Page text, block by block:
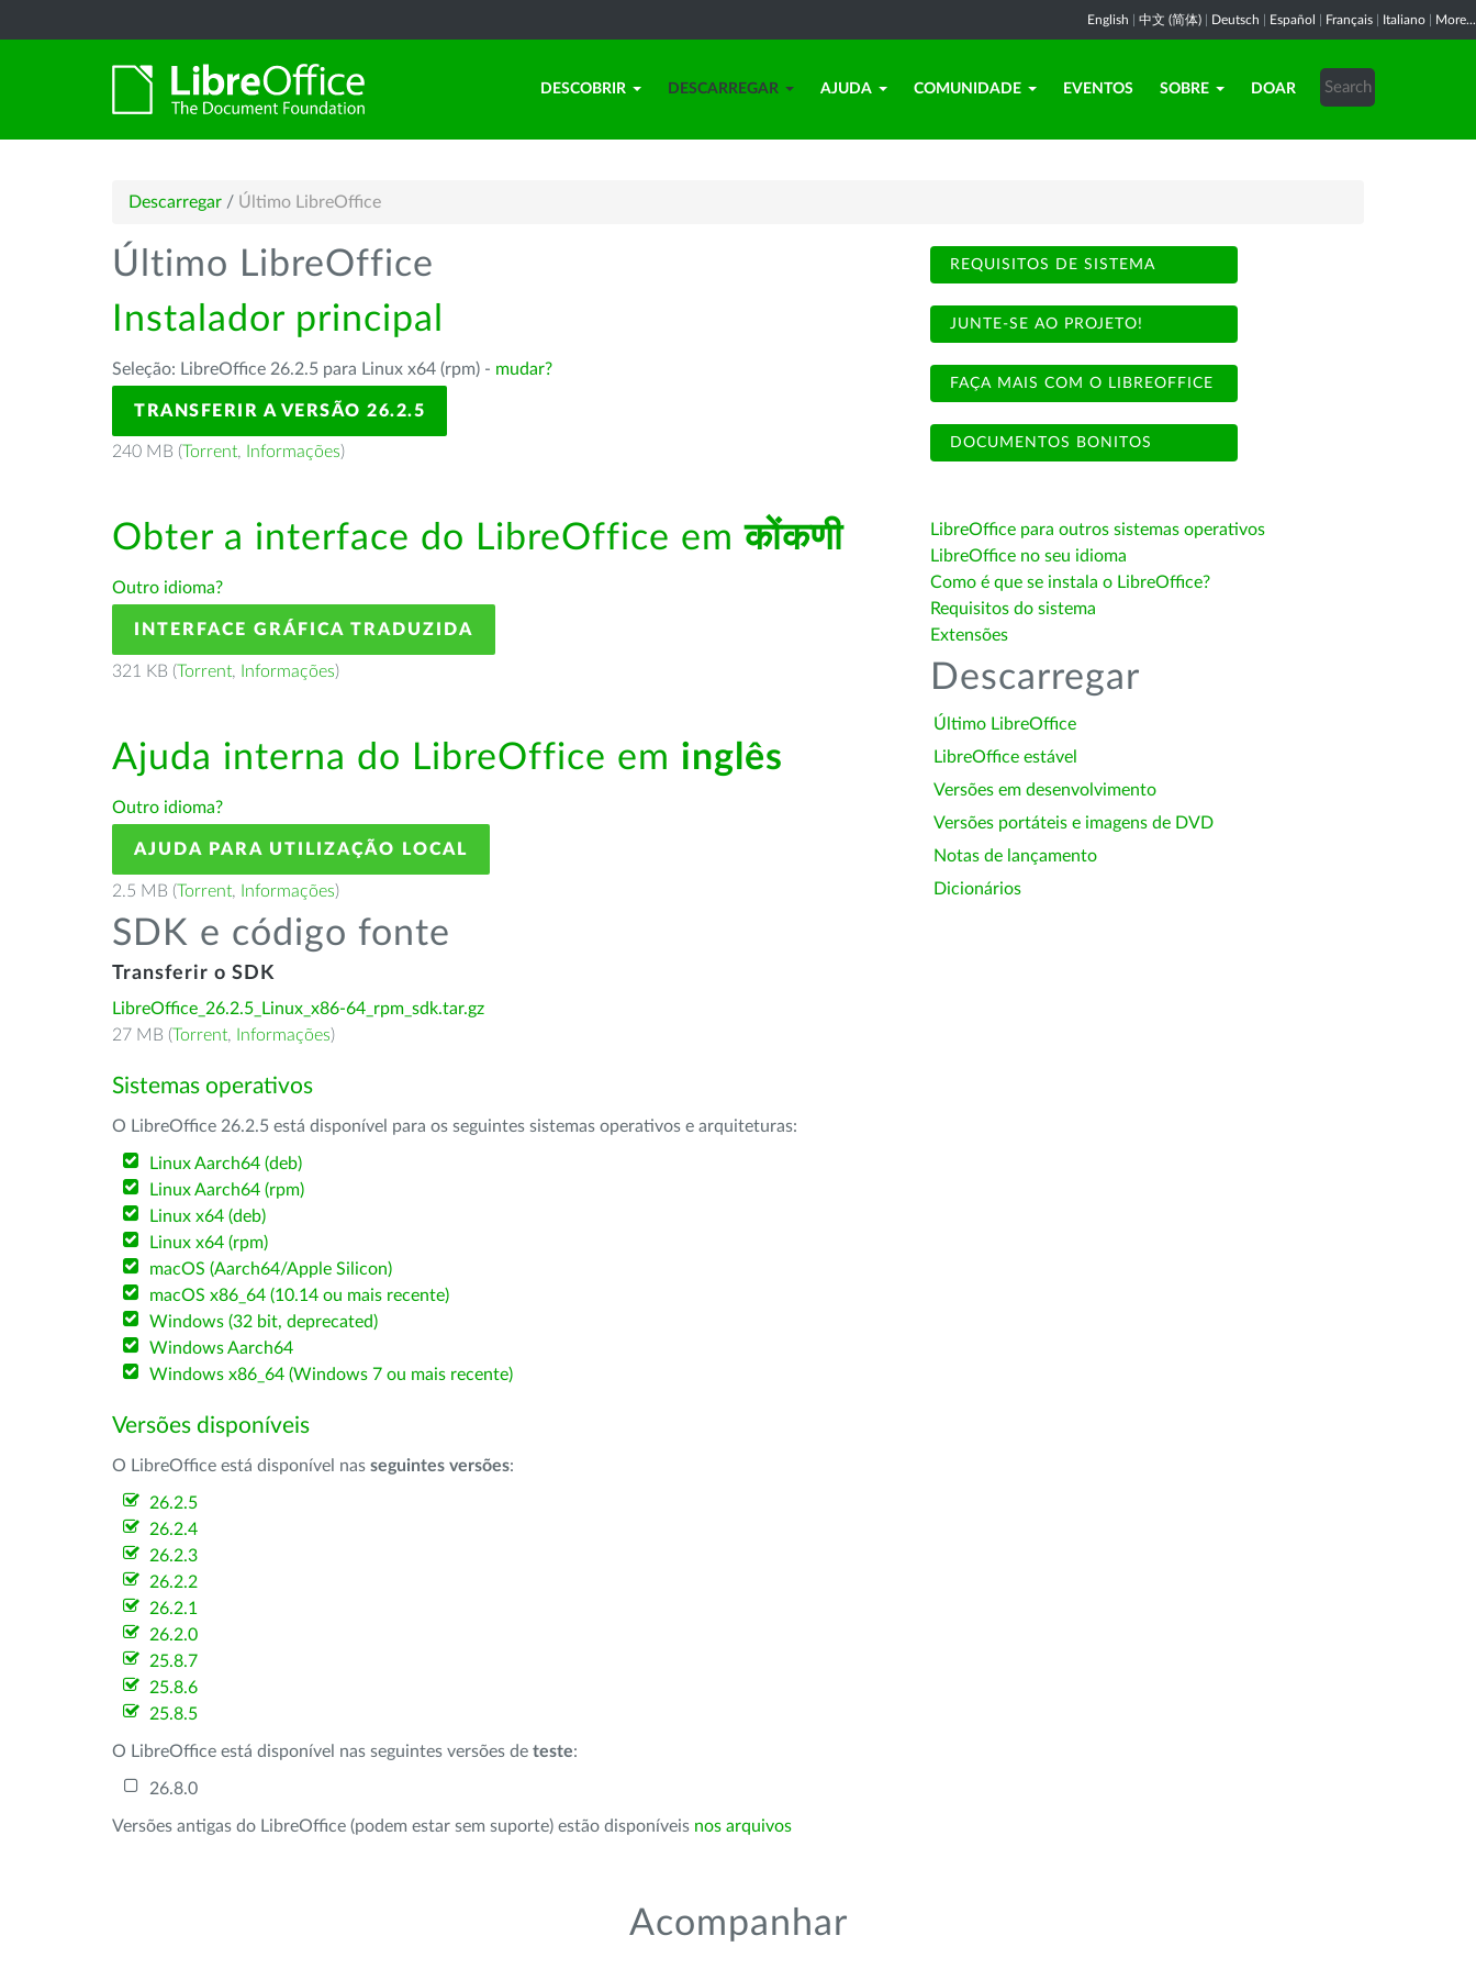
English 中文 (简体) Deutsch Español Français Italiano More...
DESCOBRIR DESCARREGAR AJUDA COMUNIDADE EVENTOS SOBRE DOAR
Descarregar / Último LibreOffice
Último LibreOffice
Instalador principal
Seleção: LibreOffice 26.2.5 para Linux x64 (rpm) - mudar?
TRANSFERIR A VERSÃO 26.2.5
240 MB (Torrent, Informações)
Obter a interface do LibreOffice emकोंकणी
Outro idioma?
INTERFACE GRÁFICA TRADUZIDA
321 KB (Torrent, Informações)
Ajuda interna do LibreOffice em inglês
Outro idioma?
AJUDA PARA UTILIZAÇÃO LOCAL
2.5 MB (Torrent, Informações)
SDK e código fonte
Transferir o SDK
LibreOffice_26.2.5_Linux_x86-64_rpm_sdk.tar.gz
27 MB (Torrent, Informações)
Sistemas operativos
O LibreOffice 26.2.5 está disponível para os seguintes sistemas operativos e arquiteturas:
Linux Aarch64 (deb)
Linux Aarch64 (rpm)
Linux x64 (deb)
Linux x64 (rpm)
macOS (Aarch64/Apple Silicon)
macOS x86_64 (10.14 ou mais recente)
Windows (32 bit, deprecated)
Windows Aarch64
Windows x86_64 (Windows 7 ou mais recente)
Versões disponíveis
O LibreOffice está disponível nas seguintes versões:
26.2.5
26.2.4
26.2.3
26.2.2
26.2.1
26.2.0
25.8.7
25.8.6
25.8.5
O LibreOffice está disponível nas seguintes versões de teste:
26.8.0
Versões antigas do LibreOffice (podem estar sem suporte) estão disponíveis nos arquivos
REQUISITOS DE SISTEMA
JUNTE-SE AO PROJETO!
FAÇA MAIS COM O LIBREOFFICE
DOCUMENTOS BONITOS
LibreOffice para outros sistemas operativos
LibreOffice no seu idioma
Como é que se instala o LibreOffice?
Requisitos do sistema
Extensões
Descarregar
Último LibreOffice
LibreOffice estável
Versões em desenvolvimento
Versões portáteis e imagens de DVD
Notas de lançamento
Dicionários
Acompanhar